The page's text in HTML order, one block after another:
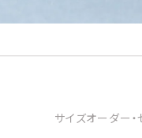
サイズオーダー